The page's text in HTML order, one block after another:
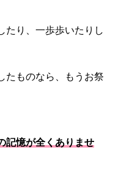
たり、一歩歩いたりし
たものなら、もうお祭
記憶が全くありませ